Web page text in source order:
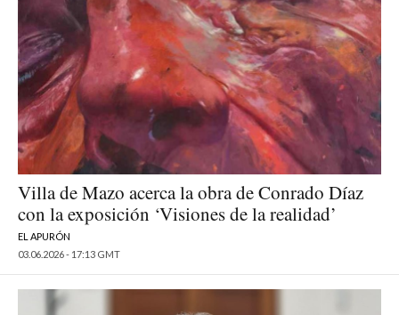
Villa de Mazo acerca la obra de Conrado Díaz
con la exposición ‘Visiones de la realidad’
EL APURÓN
03.06.2026 - 17:13 GMT